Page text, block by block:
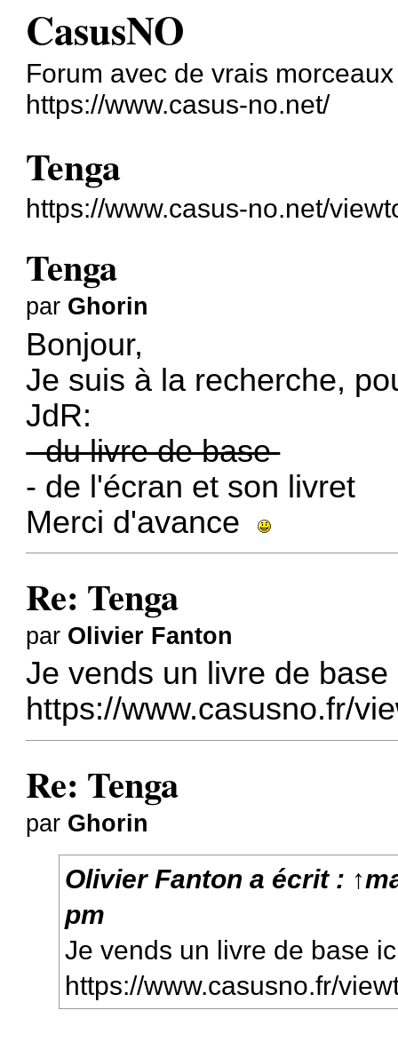
CasusNO
Forum avec de vrais
https://www.casus-no.net/
Tenga
https://www.casus-no.net/
Tenga
par Ghorin
Bonjour,
Je suis à la recherche,
JdR:
- du livre de base
- de l'écran et son livret
Merci d'avance
Re: Tenga
par Olivier Fanton
Je vends un livre de
https://www.casusno.fr/
Re: Tenga
par Ghorin
Olivier Fanton a écrit : ↑
pm
Je vends un livre de base
https://www.casusno.fr/